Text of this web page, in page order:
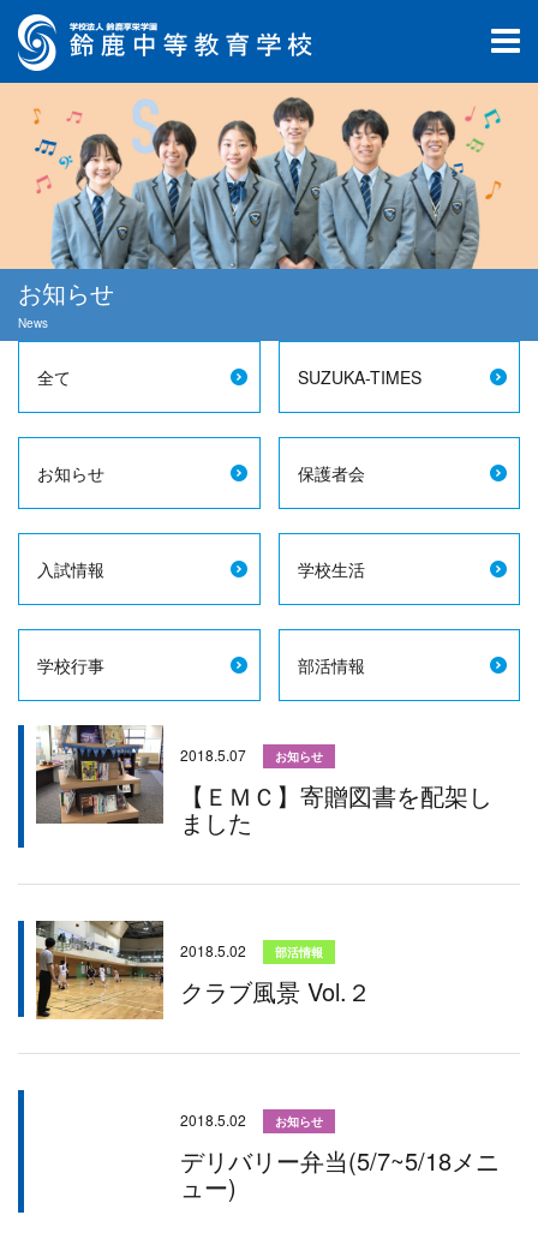
お知らせ
News
全て SUZUKA-TIMES
お知らせ 保護者会
入試情報 学校生活
学校行事 部活情報
2018.5.07 お知らせ
【ＥＭＣ】寄贈図書を配架し
ました
2018.5.02 部活情報
クラブ風景 Vol.２
2018.5.02 お知らせ
デリバリー弁当(5/7~5/18メニ
ュー)